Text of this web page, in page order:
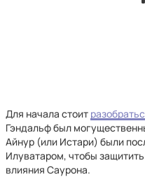
Для начала стоит
Гэндальф был
Айнур (или Истари) были
Илуватаром, чтобы
влияния Саурона.